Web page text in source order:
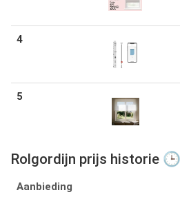
4
5
Rolgordijn prijs historie 🕒
Aanbieding